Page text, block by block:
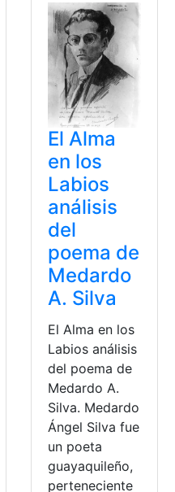
El Alma
en los
Labios
análisis
del
poema de
Medardo
A. Silva
El Alma en los
Labios análisis
del poema de
Medardo A.
Silva. Medardo
Ángel Silva fue
un poeta
guayaquileño,
perteneciente